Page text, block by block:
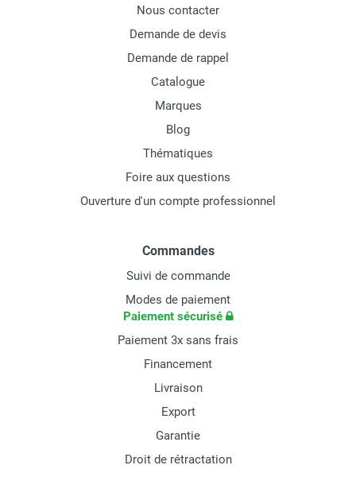
Nous contacter
Demande de devis
Demande de rappel
Catalogue
Marques
Blog
Thématiques
Foire aux questions
Ouverture d'un compte professionnel
Commandes
Suivi de commande
Modes de paiement
Paiement sécurisé
Paiement 3x sans frais
Financement
Livraison
Export
Garantie
Droit de rétractation